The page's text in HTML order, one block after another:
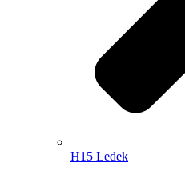
H15 Ledek